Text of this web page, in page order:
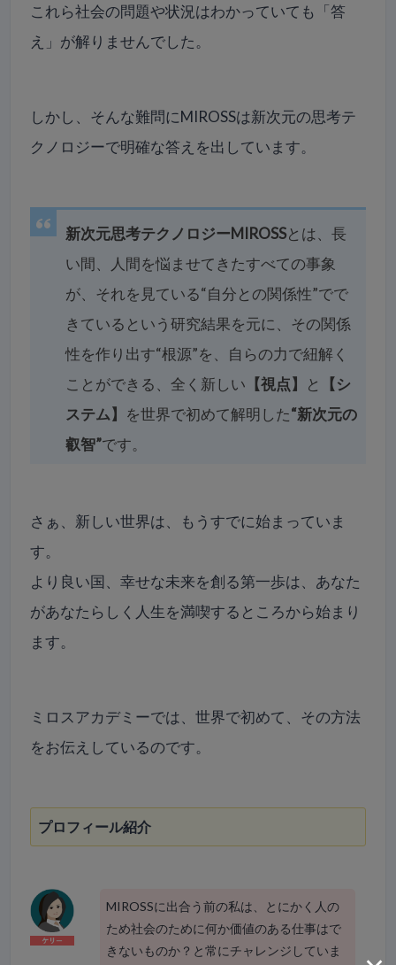
これら社会の問題や状況はわかっていても「答
え」 が解りませんでした。
しかし、 そんな難問にMIROSSは新次元の思考テ
クノロジーで明確な答えを出しています。
新次元思考テクノロジーMIROSSとは、長
い間、人間を悩ませてきたすべての事象
が、それを見ている“自分との関係性”でで
きているという研究結果を元に、その関係
性を作り出す“根源”を、自らの力で紐解く
ことができる、全く新しい 【視点】 と
【シ
ステム】
を世界で初めて解明した“新次元の
叡智”です。
さぁ、新しい世界は、もうすでに始まっていま
す。
より良い国、幸せな未来を創る第一歩は、あなた
があなたらしく人生を満喫するところから始まり
ます。
ミロスアカデミーでは、世界で初めて、 その方法
をお伝えしているのです。
プロフィール紹介
MIROSSに出合う前の私は、とにかく人の
ため社会のために何か価値のある仕事はで
きないものか？と常にチャレンジしていま